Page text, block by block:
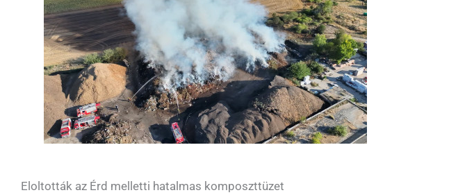
Eloltották az Érd melletti hatalmas komposzttüzet